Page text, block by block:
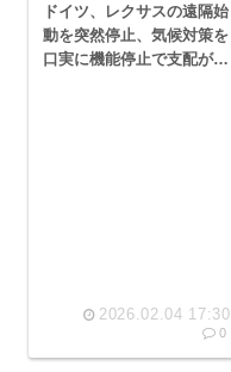
ドイツ、レクサスの遠隔始
動を突然停止、気候対策を
口実に機能停止で支配が進
2026.02.04 17:30
0